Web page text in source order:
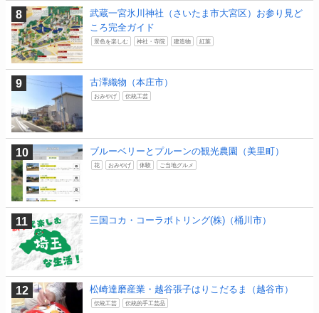
武蔵一宮氷川神社（さいたま市大宮区）お参り見ど
ころ完全ガイド
景色を楽しむ 神社・寺院 建造物 紅葉
古澤織物（本庄市）
おみやげ 伝統工芸
ブルーベリーとプルーンの観光農園（美里町）
花 おみやげ 体験 ご当地グルメ
三国コカ・コーラボトリング(株)（桶川市）
松崎達磨産業・越谷張子はりこだるま（越谷市）
伝統工芸 伝統的手工芸品